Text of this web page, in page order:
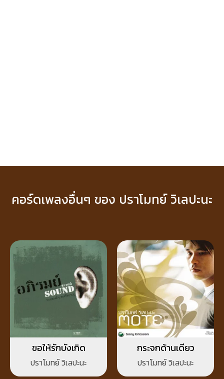
คอร์ดเพลงอื่นๆ ของ ปราโมทย์ วิเลปะนะ
ขอให้รักบังเกิด
ปราโมทย์ วิเลปะนะ
กระจกด้านเดียว
ปราโมทย์ วิเลปะนะ